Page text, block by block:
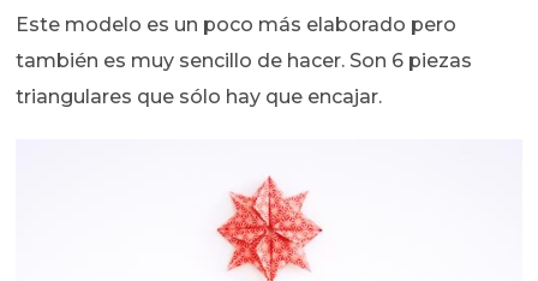
Este modelo es un poco más elaborado pero
también es muy sencillo de hacer. Son 6 piezas
triangulares que sólo hay que encajar.